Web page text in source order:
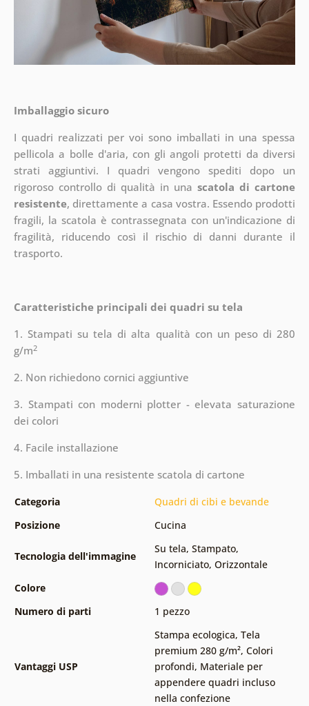
Imballaggio sicuro
I quadri realizzati per voi sono imballati in una spessa
pellicola a bolle d'aria, con gli angoli protetti da diversi
strati aggiuntivi. I quadri vengono spediti dopo un
rigoroso controllo di qualità in unascatola di cartone
resistente, direttamente a casa vostra. Essendo prodotti
fragili, la scatola è contrassegnata con un'indicazione di
fragilità, riducendo così il rischio di danni durante il
trasporto.
Caratteristiche principali dei quadri su tela
1. Stampati su tela di alta qualità con un peso di 280
g/m2
2. Non richiedono cornici aggiuntive
3. Stampati con moderni plotter - elevata saturazione
dei colori
4. Facile installazione
5. Imballati in una resistente scatola di cartone
Categoria
Quadri di cibi e bevande
Posizione
Cucina
Tecnologia dell'immagine
Su tela, Stampato,
Incorniciato, Orizzontale
Colore
Numero di parti
1 pezzo
Vantaggi USP
Stampa ecologica, Tela
premium 280 g/m², Colori
profondi, Materiale per
appendere quadri incluso
nella confezione